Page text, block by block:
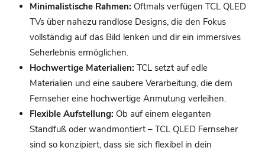
Minimalistische Rahmen: Oftmals verfügen TCL QLED
TVs über nahezu randlose Designs, die den Fokus
vollständig auf das Bild lenken und dir ein immersives
Seherlebnis ermöglichen.
Hochwertige Materialien: TCL setzt auf edle
Materialien und eine saubere Verarbeitung, die dem
Fernseher eine hochwertige Anmutung verleihen.
Flexible Aufstellung: Ob auf einem eleganten
Standfuß oder wandmontiert – TCL QLED Fernseher
sind so konzipiert, dass sie sich flexibel in dein